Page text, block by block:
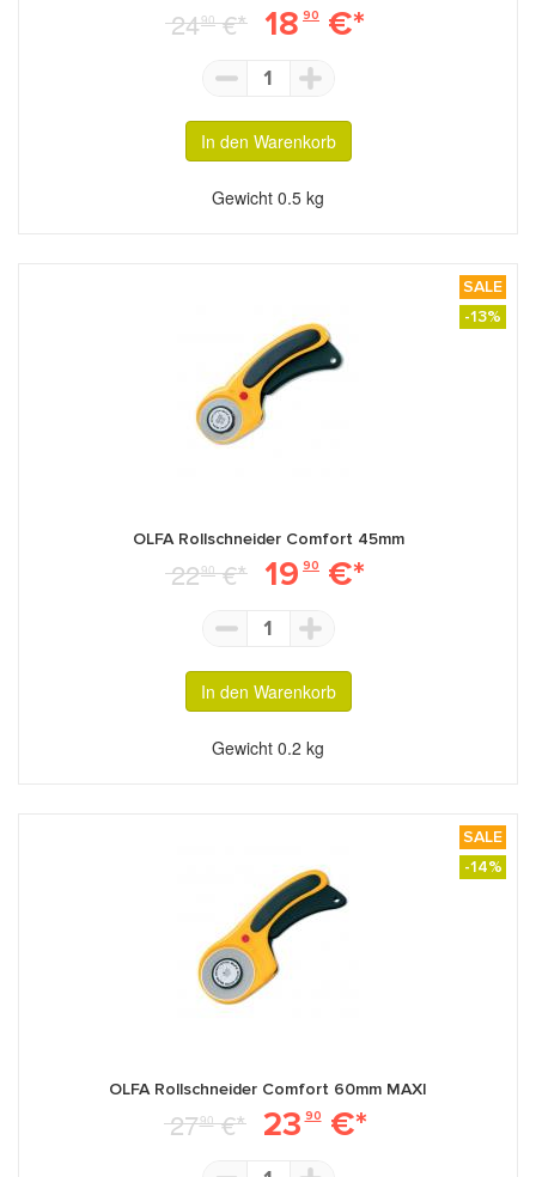
2490€* 18 90 €*
1
In den Warenkorb
Gewicht 0.5 kg
SALE
-13%
OLFA Rollschneider Comfort 45mm
2290€* 19 90 €*
1
In den Warenkorb
Gewicht 0.2 kg
SALE
-14%
OLFA Rollschneider Comfort 60mm MAXI
2790€* 23 90€*